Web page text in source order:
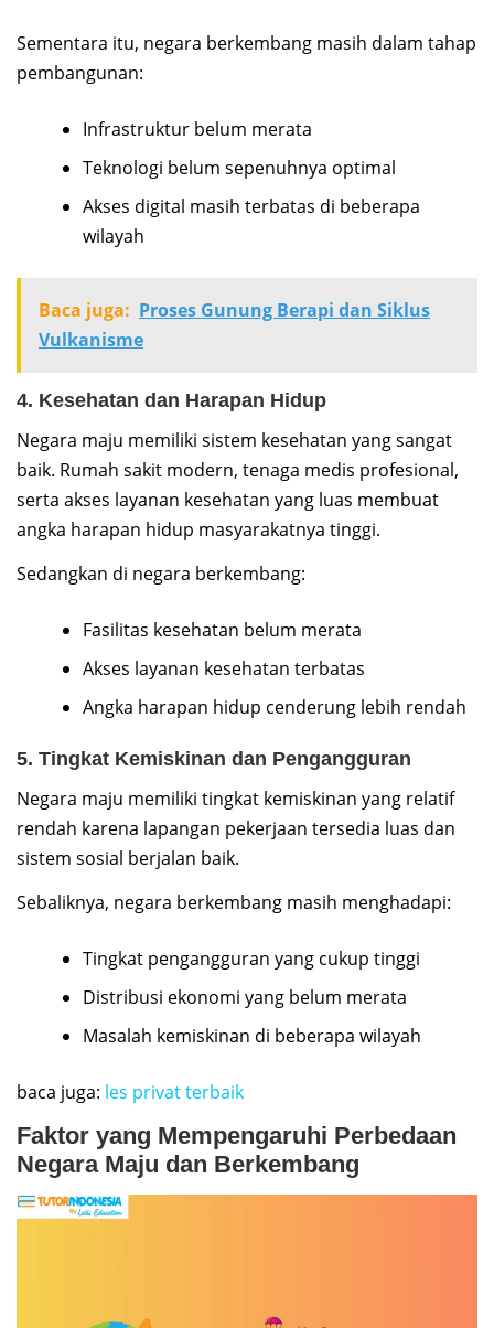
Sementara itu, negara berkembang masih dalam tahap
pembangunan:
Infrastruktur belum merata
Teknologi belum sepenuhnya optimal
Akses digital masih terbatas di beberapa
wilayah
Baca juga: Proses Gunung Berapi dan Siklus
Vulkanisme
4. Kesehatan dan Harapan Hidup
Negara maju memiliki sistem kesehatan yang sangat
baik. Rumah sakit modern, tenaga medis profesional,
serta akses layanan kesehatan yang luas membuat
angka harapan hidup masyarakatnya tinggi.
Sedangkan di negara berkembang:
Fasilitas kesehatan belum merata
Akses layanan kesehatan terbatas
Angka harapan hidup cenderung lebih rendah
5. Tingkat Kemiskinan dan Pengangguran
Negara maju memiliki tingkat kemiskinan yang relatif
rendah karena lapangan pekerjaan tersedia luas dan
sistem sosial berjalan baik.
Sebaliknya, negara berkembang masih menghadapi:
Tingkat pengangguran yang cukup tinggi
Distribusi ekonomi yang belum merata
Masalah kemiskinan di beberapa wilayah
baca juga: les privat terbaik
Faktor yang Mempengaruhi Perbedaan
Negara Maju dan Berkembang